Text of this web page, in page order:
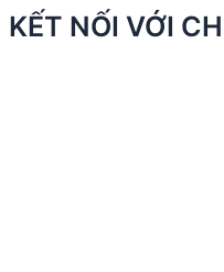
KẾT NỐI VỚI